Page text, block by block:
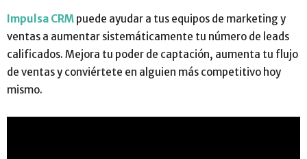
Impulsa CRM puede ayudar a tus equipos de marketing y
ventas a aumentar sistemáticamente tu número de leads
calificados. Mejora tu poder de captación, aumenta tu flujo
de ventas y conviértete en alguien más competitivo hoy
mismo.